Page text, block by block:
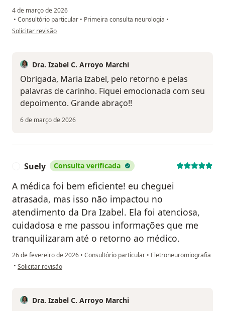
4 de março de 2026
• Consultório particular • Primeira consulta neurologia •
na opinião do utilizador María Izabel Catira
Solicitar revisão
Dra. Izabel C. Arroyo Marchi
Obrigada, Maria Izabel, pelo retorno e pelas
palavras de carinho. Fiquei emocionada com seu
depoimento. Grande abraço!!
6 de março de 2026
Suely Consulta verificada
A médica foi bem eficiente! eu cheguei
atrasada, mas isso não impactou no
atendimento da Dra Izabel. Ela foi atenciosa,
cuidadosa e me passou informações que me
tranquilizaram até o retorno ao médico.
26 de fevereiro de 2026 • Consultório particular • Eletroneuromiografia
• na opinião do utilizador Suely
Solicitar revisão
Dra. Izabel C. Arroyo Marchi